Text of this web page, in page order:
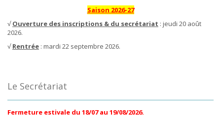
Saison 2026-27
√Ouverture des inscriptions & du secrétariat : jeudi 20 août
2026.
√Rentrée : mardi 22 septembre 2026.
Le Secrétariat
Fermeture estivale du 18/07 au 19/08/2026.